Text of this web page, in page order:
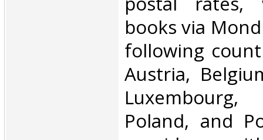
books via
following
Austria,
Poland, and